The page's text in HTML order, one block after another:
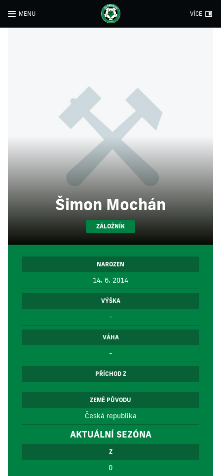
MENU VÍCE
Šimon Mochán
ZÁLOŽNÍK
NAROZEN
14. 6. 2014
VÝŠKA
-
VÁHA
-
PŘÍCHOD Z
ZEMĚ PŮVODU
Česká republika
AKTUÁLNÍ SEZÓNA
Z
0